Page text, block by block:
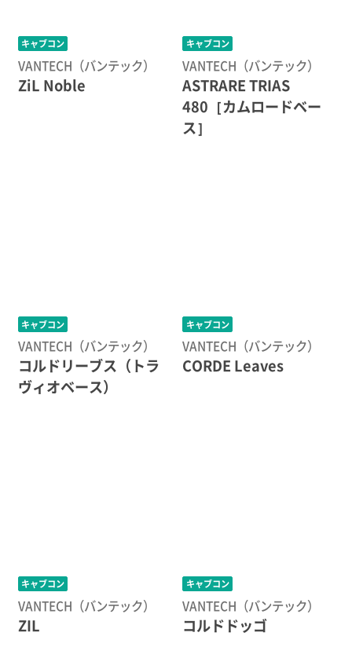
キャブコン
VANTECH（バンテック）
ZiL Noble
キャブコン
VANTECH（バンテック）
ASTRARE TRIAS
480［カムロードベー
ス］
キャブコン
VANTECH（バンテック）
コルドリーブス（トラ
ヴィオベース）
キャブコン
VANTECH（バンテック）
CORDE Leaves
キャブコン
VANTECH（バンテック）
ZIL
キャブコン
VANTECH（バンテック）
コルドドッゴ